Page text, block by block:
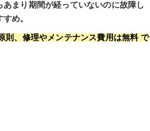
まり期間が経っていないのに故障し
め。
則、修理やメンテナンス費用は無料 で